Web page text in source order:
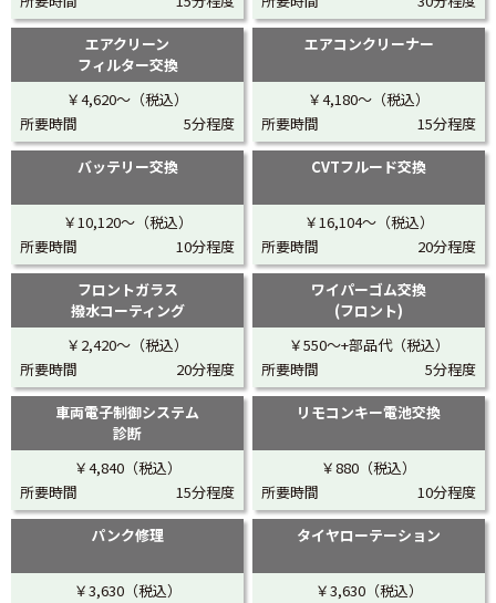
エアクリーン
フィルター交換
￥4,620〜（税込）
所要時間
5分程度
エアコンクリーナー
￥4,180〜（税込）
所要時間
15分程度
バッテリー交換
￥10,120〜（税込）
所要時間
10分程度
CVTフルード交換
￥16,104〜（税込）
所要時間
20分程度
フロントガラス
撥水コーティング
￥2,420〜（税込）
所要時間
20分程度
ワイパーゴム交換
(フロント)
￥550〜+部品代（税込）
所要時間
5分程度
車両電子制御システム
診断
￥4,840（税込）
所要時間
15分程度
リモコンキー電池交換
￥880（税込）
所要時間
10分程度
パンク修理
￥3,630（税込）
タイヤローテーション
￥3,630（税込）